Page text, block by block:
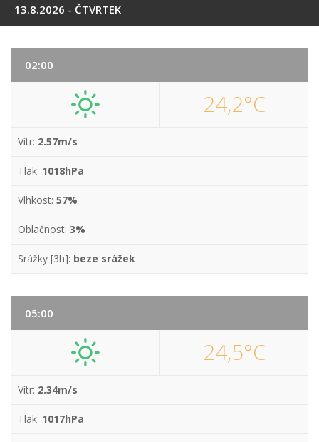
13.8.2026 - ČTVRTEK
02:00
24,2°C
Vítr: 2.57m/s
Tlak: 1018hPa
Vlhkost: 57%
Oblačnost: 3%
Srážky [3h]: beze srážek
05:00
24,5°C
Vítr: 2.34m/s
Tlak: 1017hPa